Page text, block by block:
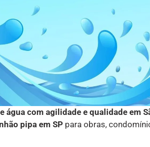
água com agilidade e qualidade em
pipa em SP para obras,